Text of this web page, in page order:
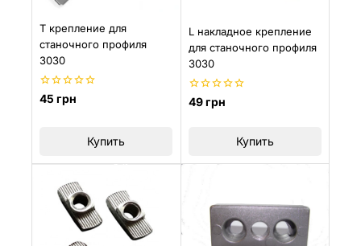
Т крепление для
станочного профиля
3030
0
45грн
Купить
L накладное крепление
для станочного профиля
3030
0
из
49грн
Купить